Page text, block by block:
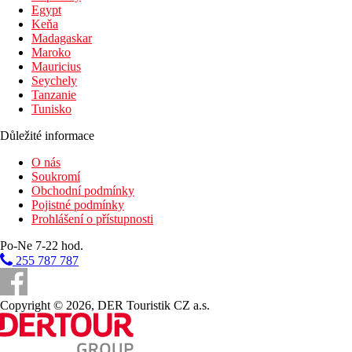
Egypt
Keňa
Madagaskar
Maroko
Mauricius
Seychely
Tanzanie
Tunisko
Důležité informace
O nás
Soukromí
Obchodní podmínky
Pojistné podmínky
Prohlášení o přístupnosti
Po-Ne 7-22 hod.
255 787 787
Copyright © 2026, DER Touristik CZ a.s.